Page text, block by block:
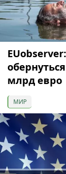
млрд евро
МИР